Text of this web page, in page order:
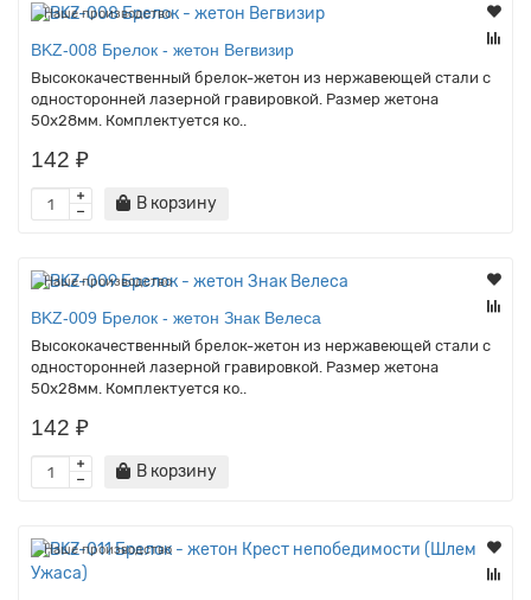
Наше производство
BKZ-008 Брелок - жетон Вегвизир
Высококачественный брелок-жетон из нержавеющей стали с
односторонней лазерной гравировкой. Размер жетона
50х28мм. Комплектуется ко..
142 ₽
В корзину
Наше производство
BKZ-009 Брелок - жетон Знак Велеса
Высококачественный брелок-жетон из нержавеющей стали с
односторонней лазерной гравировкой. Размер жетона
50х28мм. Комплектуется ко..
142 ₽
В корзину
Наше производство